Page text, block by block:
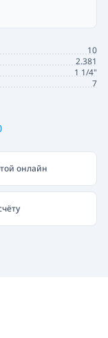
10
2.381
1 1/4"
7
онлайн